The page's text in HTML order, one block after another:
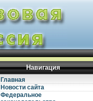
Навигация
Главная
Новости сайта
Федеральное